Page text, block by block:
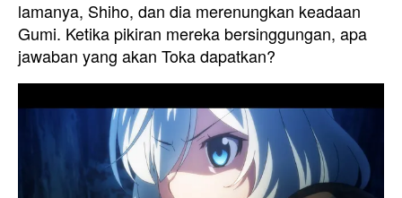
lamanya, Shiho, dan dia merenungkan keadaan
Gumi. Ketika pikiran mereka bersinggungan, apa
jawaban yang akan Toka dapatkan?